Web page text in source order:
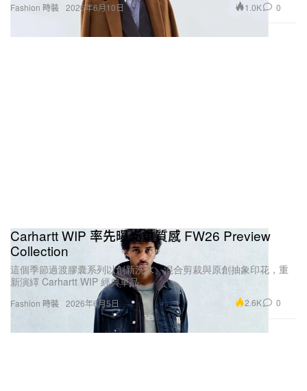
Fashion 時裝 2026年6月10日 1.0K 0
Fashion 時裝
Carhartt WIP 率先曝光重質感 FW26 Preview
Collection
這個季節過渡膠囊系列以創新洗水、混合剪裁與原創抽象印花，重
新演繹 Carhartt WIP 經典單品。
2026年6月5日 2.6K 0